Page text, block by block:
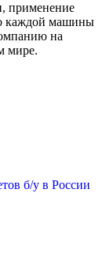
применение
каждой машины
на
мире.
б/у в России